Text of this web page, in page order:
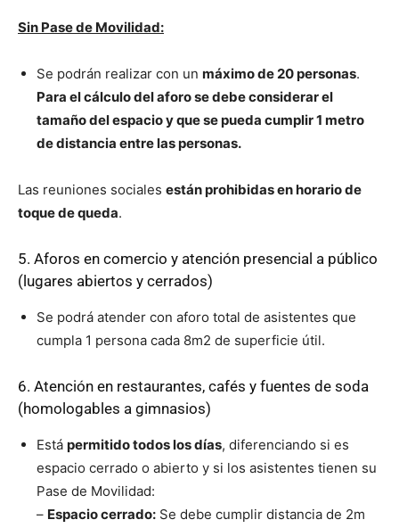
Sin Pase de Movilidad:
Se podrán realizar con un máximo de 20 personas.
Para el cálculo del aforo se debe considerar el
tamaño del espacio y que se pueda cumplir 1 metro
de distancia entre las personas.
Las reuniones sociales están prohibidas en horario de
toque de queda.
5. Aforos en comercio y atención presencial a público
(lugares abiertos y cerrados)
Se podrá atender con aforo total de asistentes que
cumpla 1 persona cada 8m2 de superficie útil.
6. Atención en restaurantes, cafés y fuentes de soda
(homologables a gimnasios)
Está permitido todos los días, diferenciando si es
espacio cerrado o abierto y si los asistentes tienen su
Pase de Movilidad:
– Espacio cerrado: Se debe cumplir distancia de 2m